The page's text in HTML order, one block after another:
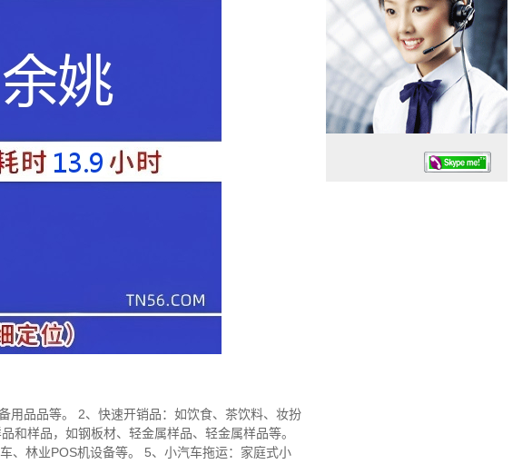
用品品等。 2、快速开销品：如饮食、茶饮料、妆扮
和样品，如钢板材、轻金属样品、轻金属样品等。
、林业POS机设备等。 5、小汽车拖运：家庭式小